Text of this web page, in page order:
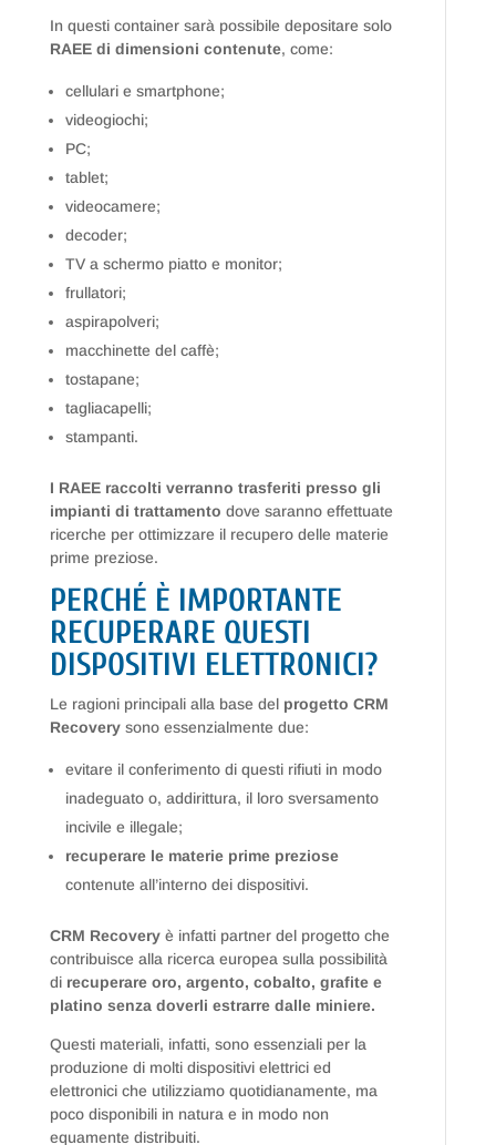
In questi container sarà possibile depositare solo
RAEE di dimensioni contenute, come:
cellulari e smartphone;
videogiochi;
PC;
tablet;
videocamere;
decoder;
TV a schermo piatto e monitor;
frullatori;
aspirapolveri;
macchinette del caffè;
tostapane;
tagliacapelli;
stampanti.
I RAEE raccolti verranno trasferiti presso gli
impianti di trattamento dove saranno effettuate
ricerche per ottimizzare il recupero delle materie
prime preziose.
PERCHÉ È IMPORTANTE
RECUPERARE QUESTI
DISPOSITIVI ELETTRONICI?
Le ragioni principali alla base del progetto CRM
Recoverysono essenzialmente due:
evitare il conferimento di questi rifiuti in modo
inadeguato o, addirittura, il loro sversamento
incivile e illegale;
recuperare le materie prime preziose
contenute all’interno dei dispositivi.
CRM Recoveryè infatti partner del progetto che
contribuisce alla ricerca europea sulla possibilità
di recuperare oro, argento, cobalto, grafite e
platino senza doverli estrarre dalle miniere.
Questi materiali, infatti, sono essenziali per la
produzione di molti dispositivi elettrici ed
elettronici che utilizziamo quotidianamente, ma
poco disponibili in natura e in modo non
equamente distribuiti.